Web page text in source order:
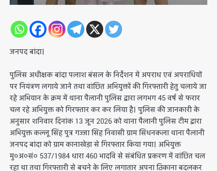
जनपद बांदा।
पुलिस अधीक्षक बांदा पलाश बंसल के निर्देशन में अपराध एवं अपराधियों
पर नियंत्रण लगाये जाने तथा वांछित अभियुक्तों की गिरफ्तारी हेतु चलाये जा
रहे अभियान के क्रम में थाना पैलानी पुलिस द्वारा लगभग 45 वर्ष से फरार
चल रहे अभियुक्त को गिरफ्तार कर कर लिया है। पुलिस की जानकारी के
अनुसार शनिवार दिनांक 13 जून 2026 को थाना पैलानी पुलिस टीम द्वारा
अभियुक्त कल्लू सिंह पुत्र गज्जा सिंह निवासी ग्राम सिंधनकला थाना पैलानी
जनपद बांदा को ग्राम कानाखेड़ा से गिरफ्तार किया गया। अभियुक्त
मु०अ०सं० 537/1984 धारा 460 भादवि से संबंधित प्रकरण में वांछित चल
रहा था तथा गिरफ्तारी से बचने के लिए लगातार अपना ठिकाना बदलकर